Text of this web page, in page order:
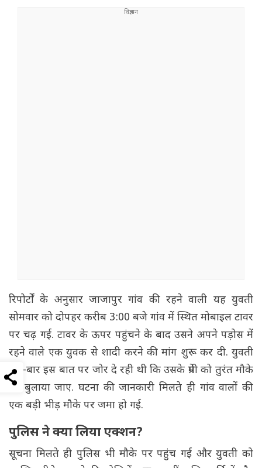
रिपोर्टों के अनुसार जाजापुर गांव की रहने वाली यह युवती
सोमवार को दोपहर करीब 3:00 बजे गांव में स्थित मोबाइल टावर
पर चढ़ गई. टावर के ऊपर पहुंचने के बाद उसने अपने पड़ोस में
रहने वाले एक युवक से शादी करने की मांग शुरू कर दी. युवती
बार-बार इस बात पर जोर दे रही थी कि उसके प्रेमी को तुरंत मौके
पर बुलाया जाए. घटना की जानकारी मिलते ही गांव वालों की
एक बड़ी भीड़ मौके पर जमा हो गई.
पुलिस ने क्या लिया एक्शन?
सूचना मिलते ही पुलिस भी मौके पर पहुंच गई और युवती को